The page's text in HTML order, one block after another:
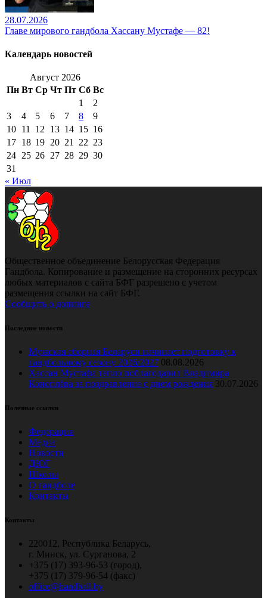
28.07.2026
Главе мирового гандбола Хассану Мустафе — 82!
Календарь новостей
Август 2026
Пн Вт Ср Чт Пт Сб Вс
1
2
3
4 5 6 7 8
9
10 11 12 13 14 15 16
17 18 19 20 21 22 23
24 25 26 27 28 29 30
31
« Июл
Общественное объединение Белорусская Федерация
Гандбола. Копирование и размещение на сторонних ресурсах
любых материалов с сайта БФГ разрешено с учетом
размещения ссылки на сайт БФГ.
Сообщить о допинге
Последние новости
Мужская сборная Беларуси начинает подготовку к
гандбольному сезону 2026/2027 08.08.2026
Хассан Мустафа тепло поблагодарил Владимира
Коноплёва за поздравление с днем рождения 30.07.2026
Полезные ссылки
Федерация
Медиа
Новости
ДЮГ
Школы
О гандболе
Контакты
Контакты
220012, Республика Беларусь,
г. Минск, ул. Сурганова, 2
+375 (17) 393-96-53 (город),
+375 (17) 379-96-54 (факс)
office@handball.by